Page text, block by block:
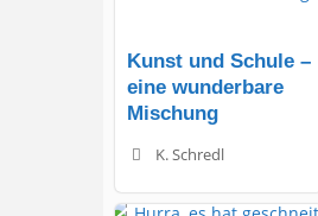
Kunst und Schule –
eine wunderbare
Mischung
K. Schredl